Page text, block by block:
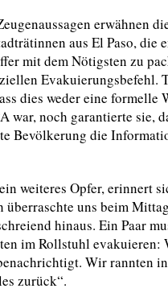
erwähnen
aus El Paso, die
mit dem Nötigsten zu
Evakuierungsbefehl.
dies weder eine formelle
war, noch garantierte sie,
Bevölkerung die
weiteres Opfer, erinnert
überraschte uns beim
hinaus. Ein Paar
im Rollstuhl evakuieren:
Wir rannten
zurück“.